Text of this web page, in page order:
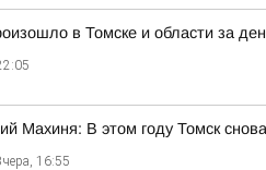
в Томске и области за
Махиня: В этом году Томск
16:55